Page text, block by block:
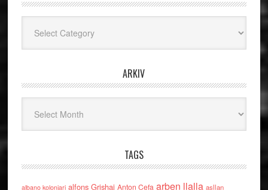
ARKIV
TAGS
albano kolonjari alfons Grishaj Anton Cefa arben llalla asllan